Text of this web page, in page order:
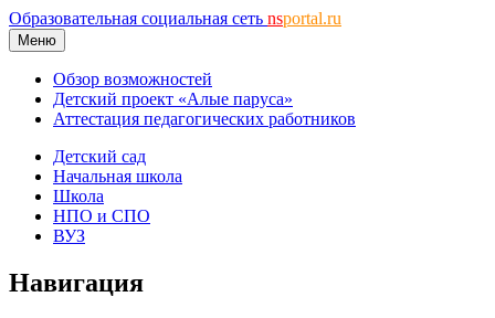
Образовательная социальная сеть nsportal.ru
Меню
Обзор возможностей
Детский проект «Алые паруса»
Аттестация педагогических работников
Детский сад
Начальная школа
Школа
НПО и СПО
ВУЗ
Навигация